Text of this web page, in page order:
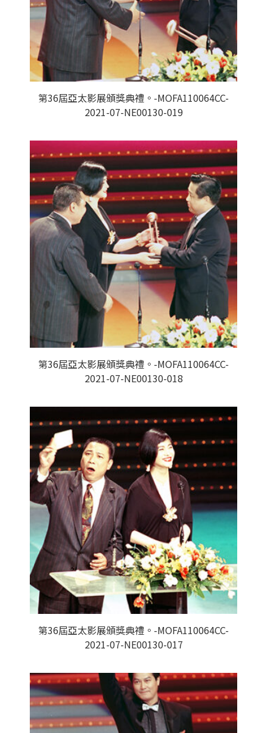
第36屆亞太影展頒獎典禮。-MOFA110064CC-
2021-07-NE00130-019
第36屆亞太影展頒獎典禮。-MOFA110064CC-
2021-07-NE00130-018
第36屆亞太影展頒獎典禮。-MOFA110064CC-
2021-07-NE00130-017